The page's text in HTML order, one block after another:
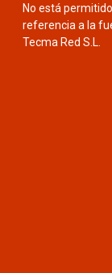
No está
referencia a la
Tecma Red S.L.